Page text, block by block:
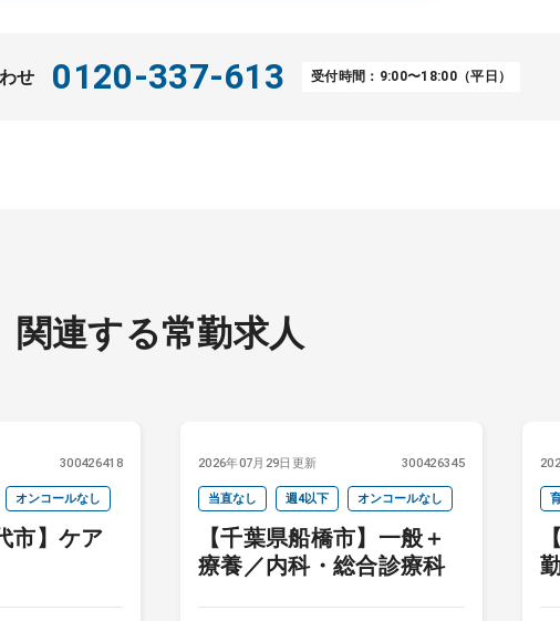
せ 0120-337-613 受付時間：9:00〜18:00（平日）
関連する常勤求人
300426418
オンコールなし
市】ケア
2026年07月29日更新 300426345
当直なし 週4以下 オンコールなし
【千葉県船橋市】一般＋
療養／内科・総合診療科